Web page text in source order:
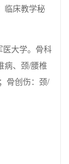
临床教学秘
医大学。骨科
病、颈/腰椎
骨创伤：颈/